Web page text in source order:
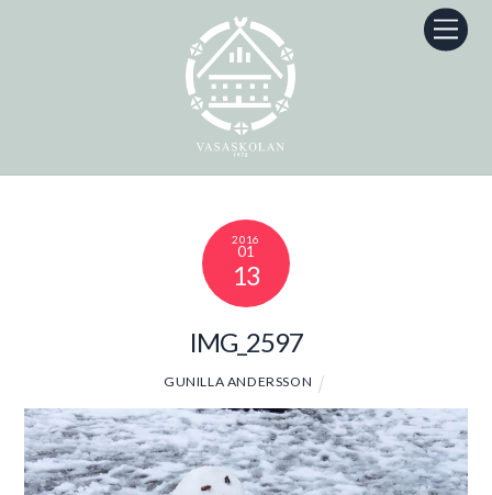
2016
01
13
IMG_2597
GUNILLA ANDERSSON